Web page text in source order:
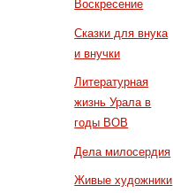
Воскресение
Сказки для внука
и внучки
Литературная
жизнь Урала в
годы ВОВ
Дела милосердия
Живые художники